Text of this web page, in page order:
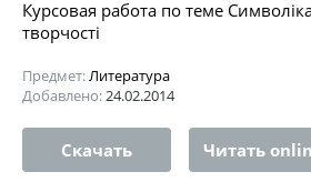
Курсовая работа по теме
творчості
Предмет:Литература
Добавлено:24.02.2014
Скачать Читать